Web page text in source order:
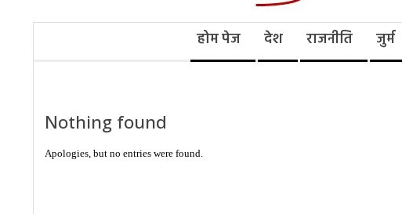
होम पेज देश राजनीति जुर्म
Nothing found
Apologies, but no entries were found.